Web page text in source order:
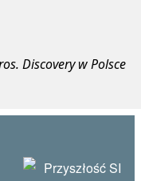
Discovery w Polsce